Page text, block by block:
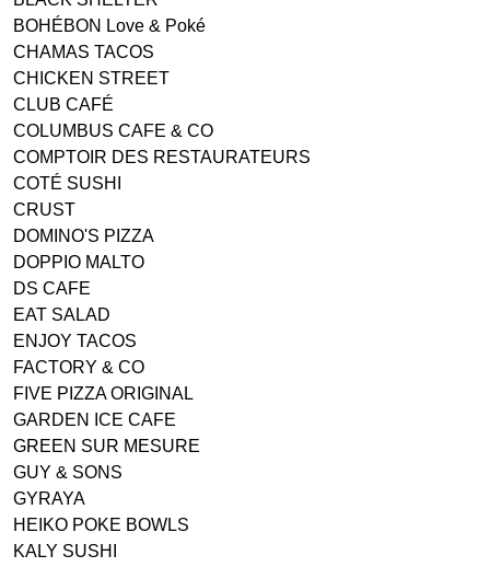
BOHÉBON Love & Poké
CHAMAS TACOS
CHICKEN STREET
CLUB CAFÉ
COLUMBUS CAFE & CO
COMPTOIR DES RESTAURATEURS
COTÉ SUSHI
CRUST
DOMINO'S PIZZA
DOPPIO MALTO
DS CAFE
EAT SALAD
ENJOY TACOS
FACTORY & CO
FIVE PIZZA ORIGINAL
GARDEN ICE CAFE
GREEN SUR MESURE
GUY & SONS
GYRAYA
HEIKO POKE BOWLS
KALY SUSHI